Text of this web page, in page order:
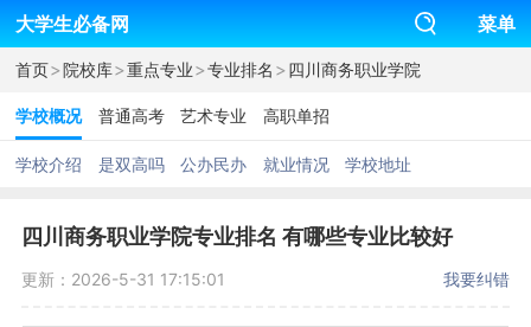
大学生必备网 菜单
首页>院校库>重点专业>专业排名 >四川商务职业学院
学校概况 普通高考 艺术专业 高职单招
学校介绍 是双高吗 公办民办 就业情况 学校地址
四川商务职业学院专业排名 有哪些专业比较好
更新：2026-5-31 17:15:01 我要纠错